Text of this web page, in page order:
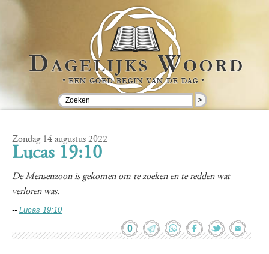
>
Zondag 14 augustus 2022
Lucas 19:10
De Mensenzoon is gekomen om te zoeken en te redden wat
verloren was.
-- Lucas 19:10
0